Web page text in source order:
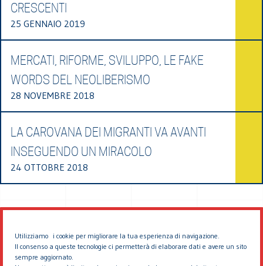
Utilizziamo i cookie per migliorare la tua esperienza di navigazione.
Il consenso a queste tecnologie ci permetterà di elaborare dati e avere un sito
sempre aggiornato.
CRESCENTI
25 GENNAIO 2019
MERCATI, RIFORME, SVILUPPO, LE FAKE
WORDS DEL NEOLIBERISMO
28 NOVEMBRE 2018
LA CAROVANA DEI MIGRANTI VA AVANTI
INSEGUENDO UN MIRACOLO
24 OTTOBRE 2018